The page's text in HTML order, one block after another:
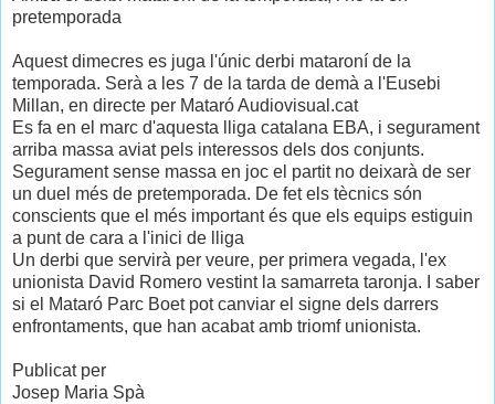
pretemporada
Aquest dimecres es juga l'únic derbi mataroní de la
temporada. Serà a les 7 de la tarda de demà a l'Eusebi
Millan, en directe per Mataró Audiovisual.cat
Es fa en el marc d'aquesta lliga catalana EBA, i segurament
arriba massa aviat pels interessos dels dos conjunts.
Segurament sense massa en joc el partit no deixarà de ser
un duel més de pretemporada. De fet els tècnics són
conscients que el més important és que els equips estiguin
a punt de cara a l'inici de lliga
Un derbi que servirà per veure, per primera vegada, l'ex
unionista David Romero vestint la samarreta taronja. I saber
si el Mataró Parc Boet pot canviar el signe dels darrers
enfrontaments, que han acabat amb triomf unionista.
Publicat per
Josep Maria Spà